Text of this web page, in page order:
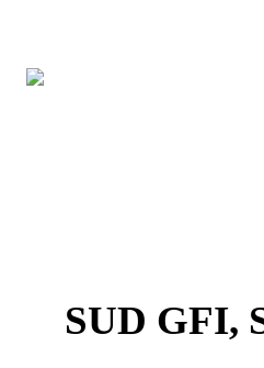
SUD GFI,